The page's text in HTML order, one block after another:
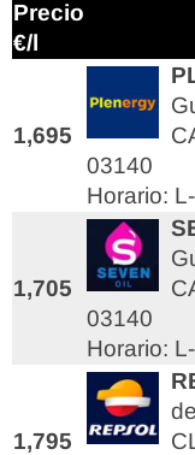
Precio
€/l
1,695
03140
Horario:
1,705
03140
Horario:
1,795